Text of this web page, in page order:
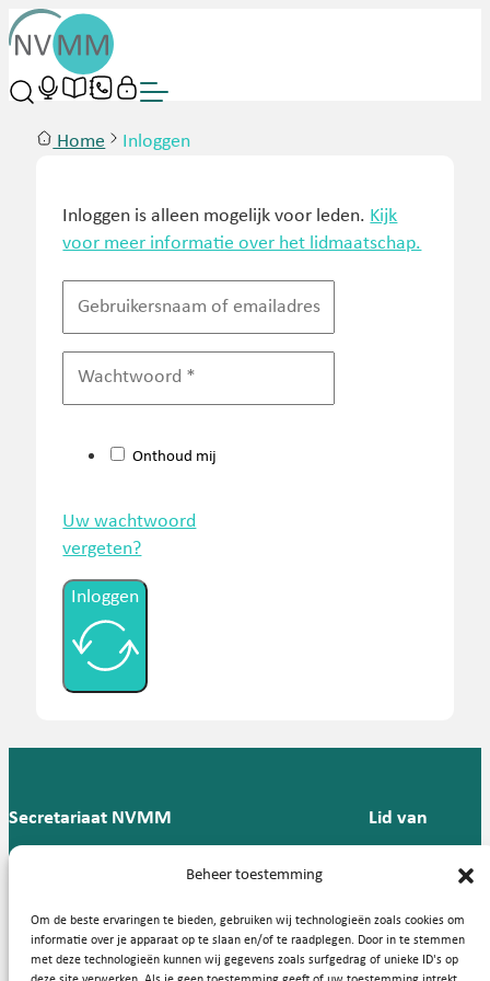
Beheer toestemming
Om de beste ervaringen te bieden, gebruiken wij technologieën zoals cookies om
informatie over je apparaat op te slaan en/of te raadplegen. Door in te stemmen
met deze technologieën kunnen wij gegevens zoals surfgedrag of unieke ID's op
Home Inloggen
Inloggen is alleen mogelijk voor leden. Kijk
voor meer informatie over het lidmaatschap.
Onthoud mij
Uw wachtwoord
vergeten?
Inloggen
Secretariaat NVMM
Groningen
T: 088 -
57
Lid van